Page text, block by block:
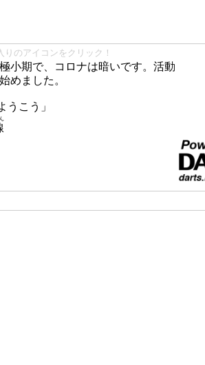
のアイコンをクリック！
小期で、コロナは暗いです。活動
めました。
うこう」